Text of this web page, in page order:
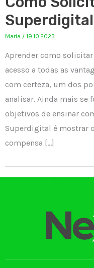
Maria / 19.10.2023
Aprender como
acesso a todas as
com certeza, um dos
analisar. Ainda mais se
objetivos de ensinar
Superdigital é mostrar
compensa […]